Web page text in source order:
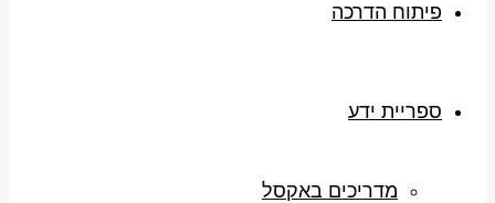
פיתוח הדרכה
ספריית ידע
מדריכים באקסל